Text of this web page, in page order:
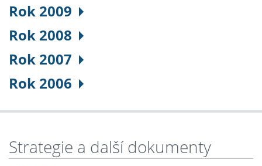
Rok 2009
Rok 2008
Rok 2007
Rok 2006
Strategie a další dokumenty